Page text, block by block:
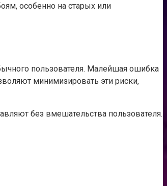
особенно на старых или
пользователя. Малейшая ошибка
минимизировать эти риски,
без вмешательства пользователя.